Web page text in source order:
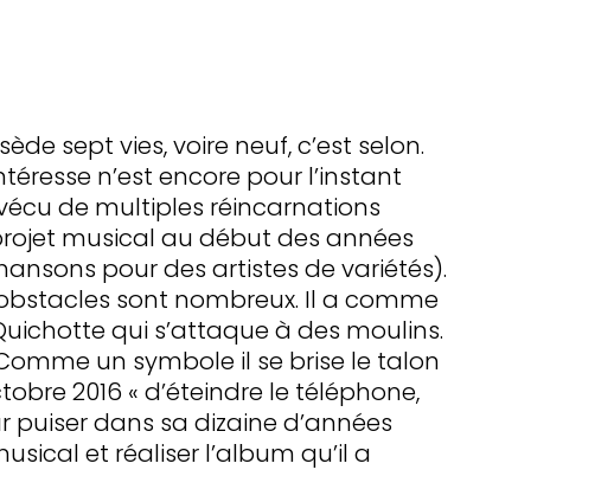
sept vies, voire neuf, c’est selon.
n’est encore pour l’instant
vécu de multiples réincarnations
musical au début des années
pour des artistes de variétés).
sont nombreux. Il a comme
qui s’attaque à des moulins.
un symbole il se brise le talon
2016 « d’éteindre le téléphone,
puiser dans sa dizaine d’années
et réaliser l’album qu’il a